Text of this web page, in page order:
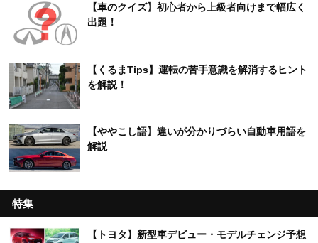
【車のクイズ】初心者から上級者向けまで幅広く
出題！
【くるまTips】運転の苦手意識を解消するヒント
を解説！
【ややこし語】違いが分かりづらい自動車用語を
解説
特集
【トヨタ】新型車デビュー・モデルチェンジ予想